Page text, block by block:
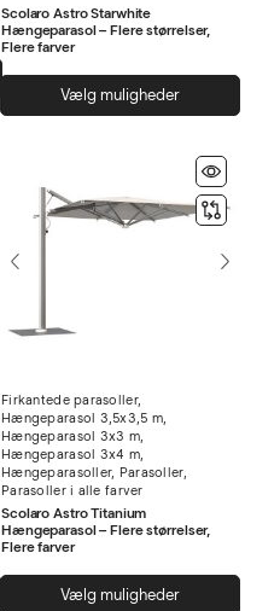
Dette
har
Mulighederne
vælges
Scolaro Astro Starwhite
Hængeparasol – Flere størrelser,
Flere farver
Vælg muligheder
vare
Firkantede parasoller,
Hængeparasol 3,5x3,5 m,
Hængeparasol 3x3 m,
Hængeparasol 3x4 m,
Hængeparasoller, Parasoller,
Parasoller i alle farver
Scolaro Astro Titanium
Hængeparasol – Flere størrelser,
Flere farver
Vælg muligheder